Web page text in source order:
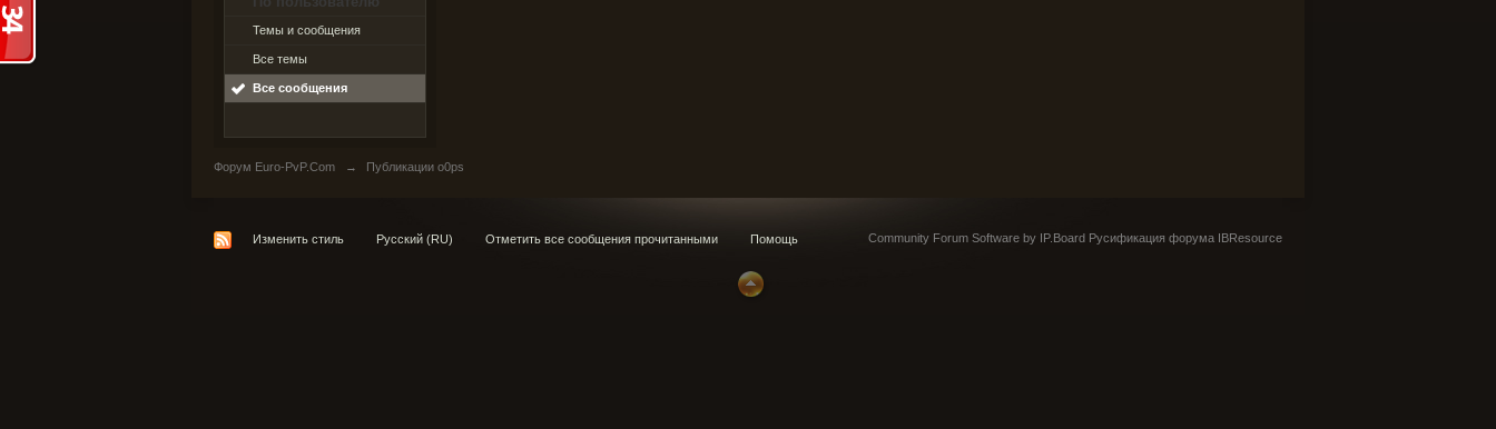
Темы и сообщения
Все темы
Все сообщения
Форум Euro-PvP.Com → Публикации o0ps
Изменить стиль Русский (RU) Отметить все сообщения прочитанными Помощь Community Forum Software by IP.Board Русификация форума IBResource